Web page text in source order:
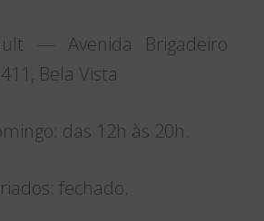
— Avenida Brigadeiro
Bela Vista
das 12h às 20h.
fechado.